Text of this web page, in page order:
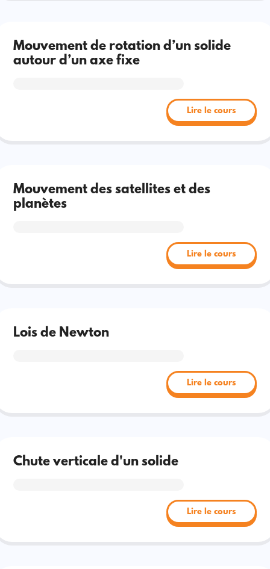
Mouvement de rotation d’un solide
autour d’un axe fixe
Lire le cours
Mouvement des satellites et des
planètes
Lire le cours
Lois de Newton
Lire le cours
Chute verticale d'un solide
Lire le cours